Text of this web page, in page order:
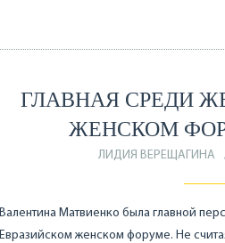
ГЛАВНАЯ СРЕДИ
ЖЕНСКОМ
ЛИДИЯ ВЕРЕЩАГИНА
Валентина Матвиенко была главной
Евразийском женском форуме. Не